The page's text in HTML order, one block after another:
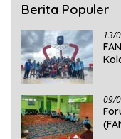
Berita Populer
13/
09/